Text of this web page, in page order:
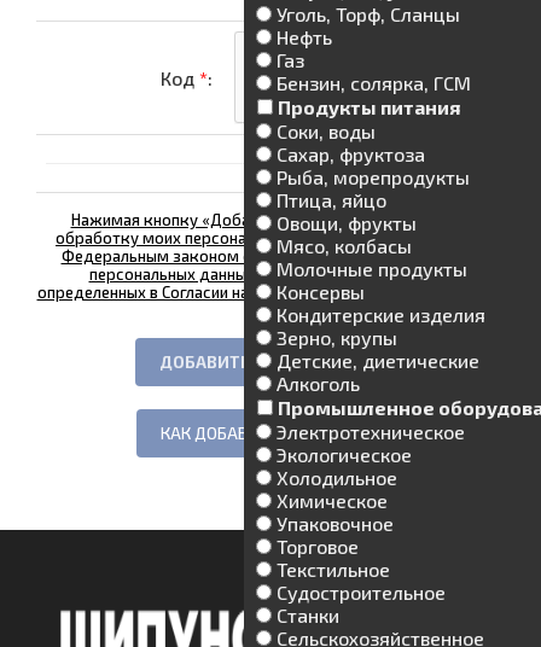
Уголь, Торф, Сланцы
Нефть
Газ
Бензин, солярка, ГСМ
Продукты питания
Соки, воды
Сахар, фруктоза
Рыба, морепродукты
Птица, яйцо
Овощи, фрукты
Мясо, колбасы
Молочные продукты
Консервы
Кондитерские изделия
Зерно, крупы
Детские, диетические
Алкоголь
Промышленное
Электротехническое
Экологическое
Холодильное
Химическое
Упаковочное
Торговое
Текстильное
Судостроительное
Станки
Сельскохозяйственное
Код *:
Нажимая кнопку «Добавить», я даю свое согласие на
обработку моих персональных данных, в соответствии с
Федеральным законом от 27.07.2006 года №152-ФЗ «О
персональных данных», на условиях и для целей,
определенных в Согласии на обработку персональных данных
*
КАК ДОБАВИТЬ ОБЪЯВЛЕНИЕ